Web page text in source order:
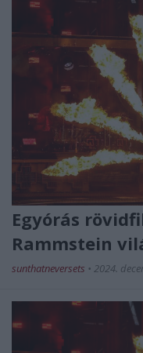
Egyórás
Rammstein
sunthatneversets • 2024.